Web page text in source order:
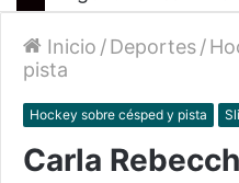
Inicio /Deportes/
pista
Hockey sobre césped y pista
Carla